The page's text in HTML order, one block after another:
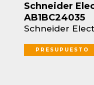
Schneider
AB1BC24035
Schneider
PRESUPUESTO